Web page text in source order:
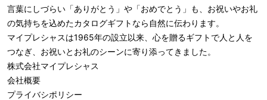
言葉にしづらい「ありがとう」や「おめでとう」も、お祝いやお礼
の気持ちを込めたカタログギフトなら自然に伝わります。
マイプレシャスは1965年の設立以来、心を贈るギフトで人と人を
つなぎ、お祝いとお礼のシーンに寄り添ってきました。
株式会社マイプレシャス
会社概要
プライバシポリシー